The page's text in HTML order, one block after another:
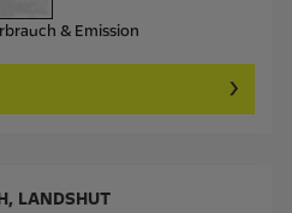
& Emission
LANDSHUT